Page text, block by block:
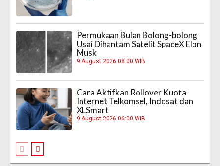
Permukaan Bulan Bolong-bolong
Usai Dihantam Satelit SpaceX Elon
Musk
9 August 2026 08:00 WIB
Cara Aktifkan Rollover Kuota
Internet Telkomsel, Indosat dan
XLSmart
9 August 2026 06:00 WIB